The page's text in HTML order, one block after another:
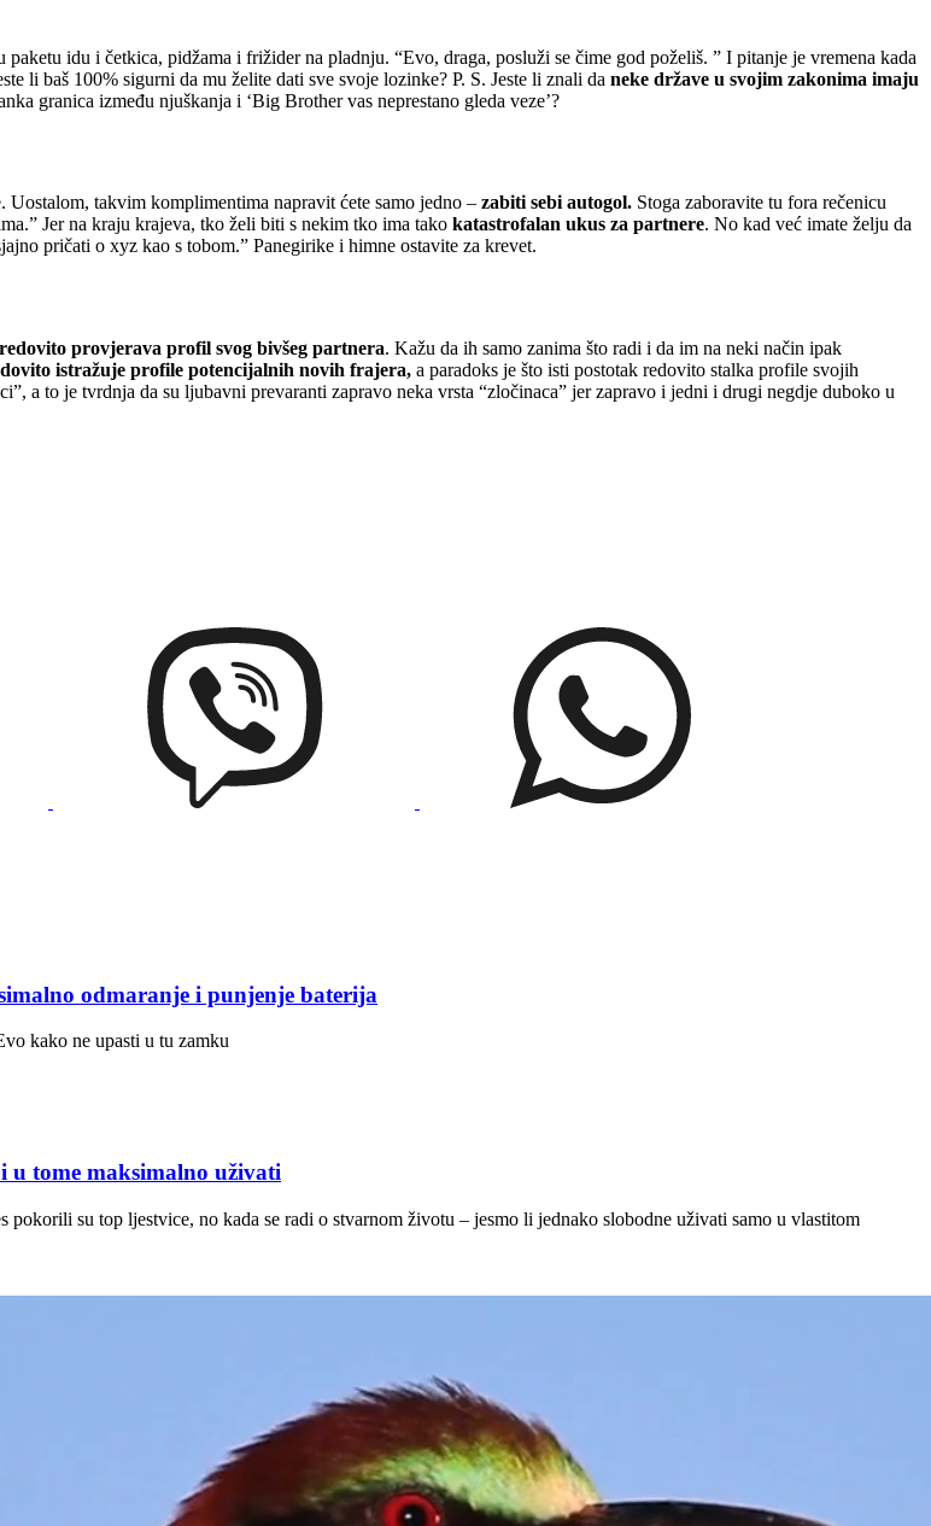
idu i četkica, pidžama i frižider na pladnju. “Evo, draga, posluži se čime god poželiš. ” I pitanje je vremena kada
li baš 100% sigurni da mu želite dati sve svoje lozinke? P. S. Jeste li znali da neke države u svojim zakonima imaju
granica između njuškanja i ‘Big Brother vas neprestano gleda veze’?
takvim komplimentima napravit ćete samo jedno – zabiti sebi autogol. Stoga zaboravite tu fora rečenicu
Jer na kraju krajeva, tko želi biti s nekim tko ima tako katastrofalan ukus za partnere. No kad već imate želju da
pričati o xyz kao s tobom.” Panegirike i himne ostavite za krevet.
provjerava profil svog bivšeg partnera. Kažu da ih samo zanima što radi i da im na neki način ipak
istražuje profile potencijalnih novih frajera, a paradoks je što isti postotak redovito stalka profile svojih
a to je tvrdnja da su ljubavni prevaranti zapravo neka vrsta “zločinaca” jer zapravo i jedni i drugi negdje duboko u
odmaranje i punjenje baterija
kako ne upasti u tu zamku
u tome maksimalno uživati
su top ljestvice, no kada se radi o stvarnom životu – jesmo li jednako slobodne uživati samo u vlastitom